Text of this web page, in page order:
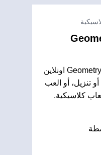
العب لعبة Geometry Dash Classic اونلاين
تنزيل، أو العب
كلاسيكية.